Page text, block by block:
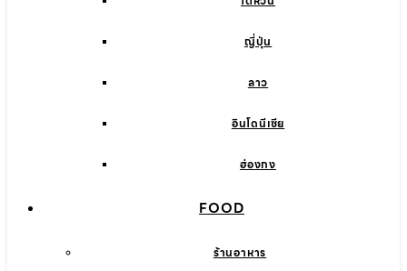
ญี่ปุ่น
ลาว
อินโดนีเซีย
ฮ่องกง
FOOD
ร้านอาหาร